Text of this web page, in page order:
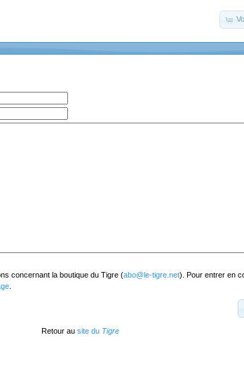
concernant la boutique du Tigre (abo@le-tigre.net). Pour entrer en
Retour au site du Tigre